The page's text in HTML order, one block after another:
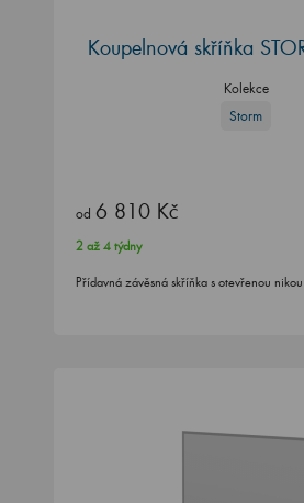
Koupelnová skříňka
Kolekce
Storm
od 6 810 Kč
2 až 4 týdny
Přídavná závěsná skříňka s otevřenou